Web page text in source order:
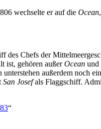
wechselte er auf die Ocean
des Chefs der
ist, gehören außerOcean und
außerdem noch
San Josefals Flaggschiff.
“